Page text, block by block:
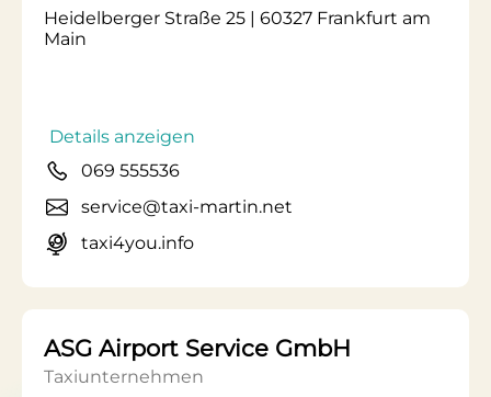
Heidelberger Straße 25 | 60327 Frankfurt am
Main
Details anzeigen
069 555536
service@taxi-martin.net
taxi4you.info
ASG Airport Service GmbH
Taxiunternehmen